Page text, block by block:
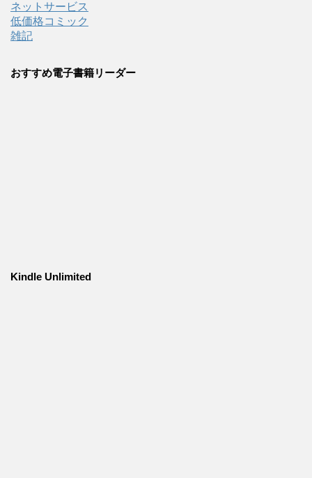
ネットサービス
低価格コミック
雑記
おすすめ電子書籍リーダー
Kindle Unlimited